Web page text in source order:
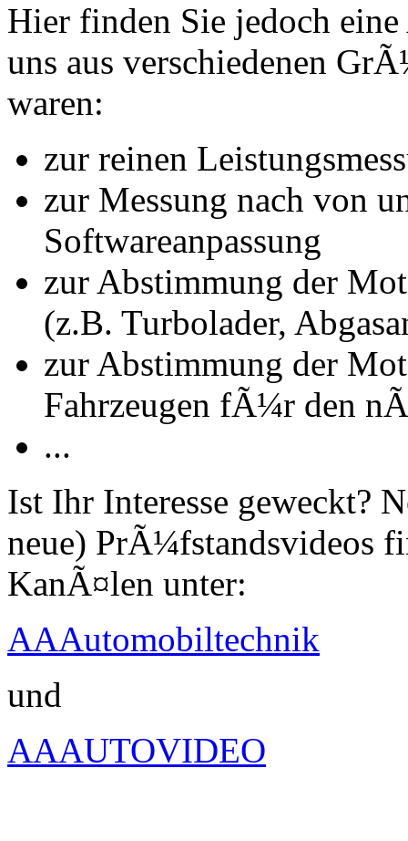
Hier finden Sie jedoch
uns aus verschiedenen
waren:
zur reinen
zur Messung nach von
Softwareanpassung
zur Abstimmung der
(z.B. Turbolader,
zur Abstimmung der
Fahrzeugen fÃ¼r den
...
Ist Ihr Interesse geweckt?
neue) PrÃ¼fstandsvideos
KanÃ¤len unter:
AAAutomobiltechnik
und
AAAUTOVIDEO